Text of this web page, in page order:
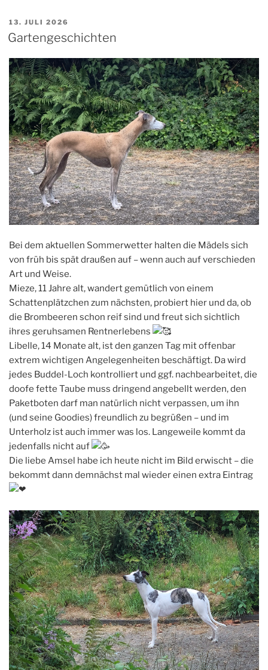
World“
VERÖFFENTLICHT
AM
13. JULI 2026
Gartengeschichten
Bei dem aktuellen Sommerwetter halten die Mädels sich
von früh bis spät draußen auf – wenn auch auf verschieden
Art und Weise.
Mieze, 11 Jahre alt, wandert gemütlich von einem
Schattenplätzchen zum nächsten, probiert hier und da, ob
die Brombeeren schon reif sind und freut sich sichtlich
ihres geruhsamen Rentnerlebens
Libelle, 14 Monate alt, ist den ganzen Tag mit offenbar
extrem wichtigen Angelegenheiten beschäftigt. Da wird
jedes Buddel-Loch kontrolliert und ggf. nachbearbeitet, die
doofe fette Taube muss dringend angebellt werden, den
Paketboten darf man natürlich nicht verpassen, um ihn
(und seine Goodies) freundlich zu begrüßen – und im
Unterholz ist auch immer was los. Langeweile kommt da
jedenfalls nicht auf
Die liebe Amsel habe ich heute nicht im Bild erwischt – die
bekommt dann demnächst mal wieder einen extra Eintrag